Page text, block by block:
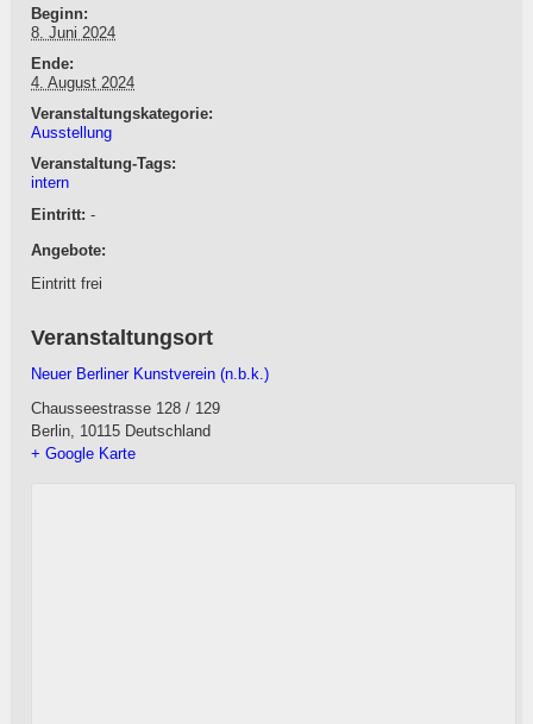
Beginn:
8. Juni 2024
Ende:
4. August 2024
Veranstaltungskategorie:
Ausstellung
Veranstaltung-Tags:
intern
Eintritt: -
Angebote:
Eintritt frei
Veranstaltungsort
Neuer Berliner Kunstverein (n.b.k.)
Chausseestrasse 128 / 129
Berlin 10115 Deutschland
+ Google Karte